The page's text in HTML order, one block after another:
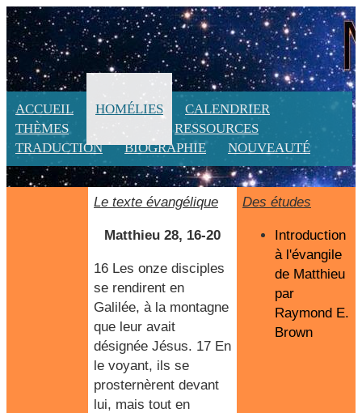
ACCUEIL HOMÉLIES
CALENDRIER
THÈMES
RESSOURCES
TRADUCTION
BIOGRAPHIE NOUVEAUTÉ
Le texte évangélique
Matthieu 28, 16-20
16 Les onze disciples
se rendirent en
Galilée, à la montagne
que leur avait
désignée Jésus. 17 En
le voyant, ils se
prosternèrent devant
lui, mais tout en
Des études
Introduction
à l'évangile
de Matthieu
par
Raymond E.
Brown